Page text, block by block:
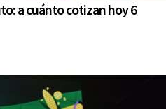
a cuánto cotizan hoy 6